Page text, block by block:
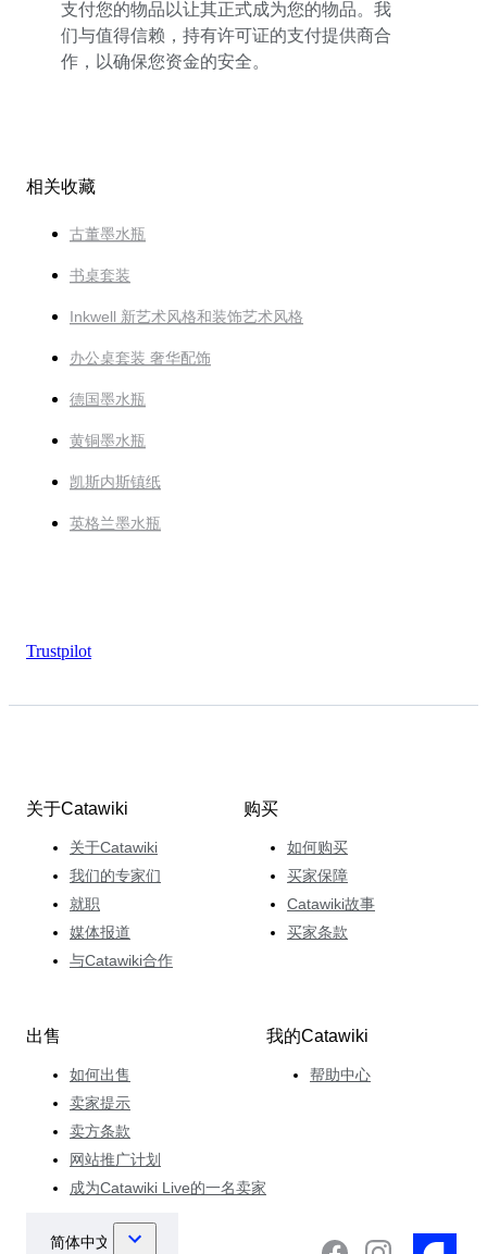
支付您的物品以让其正式成为您的物品。我
们与值得信赖，持有许可证的支付提供商合
作，以确保您资金的安全。
相关收藏
古董墨水瓶
书桌套装
Inkwell 新艺术风格和装饰艺术风格
办公桌套装 奢华配饰
德国墨水瓶
黄铜墨水瓶
凯斯内斯镇纸
英格兰墨水瓶
Trustpilot
关于Catawiki
关于Catawiki
我们的专家们
就职
媒体报道
与Catawiki合作
购买
如何购买
买家保障
Catawiki故事
买家条款
出售
如何出售
卖家提示
卖方条款
网站推广计划
成为Catawiki Live的一名卖家
我的Catawiki
帮助中心